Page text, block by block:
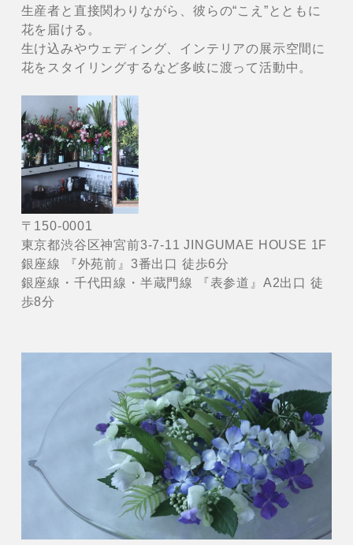
生産者と直接関わりながら、彼らの“こえ”とともに
花を届ける。
生け込みやウェディング、インテリアの展示空間に
花をスタイリングするなど多岐に渡って活動中。
〒150-0001
東京都渋谷区神宮前3-7-11 JINGUMAE HOUSE 1F
銀座線 『外苑前』3番出口 徒歩6分
銀座線・千代田線・半蔵門線 『表参道』A2出口 徒
歩8分